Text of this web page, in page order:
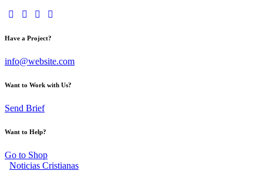
Have a Project?
info@website.com
Want to Work with Us?
Send Brief
Want to Help?
Go to Shop
Noticias Cristianas